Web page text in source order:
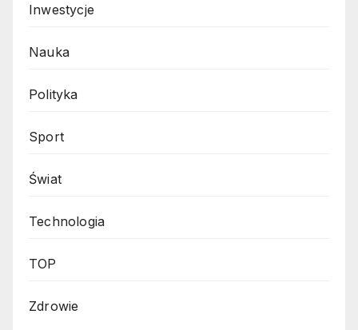
Inwestycje
Nauka
Polityka
Sport
Świat
Technologia
TOP
Zdrowie